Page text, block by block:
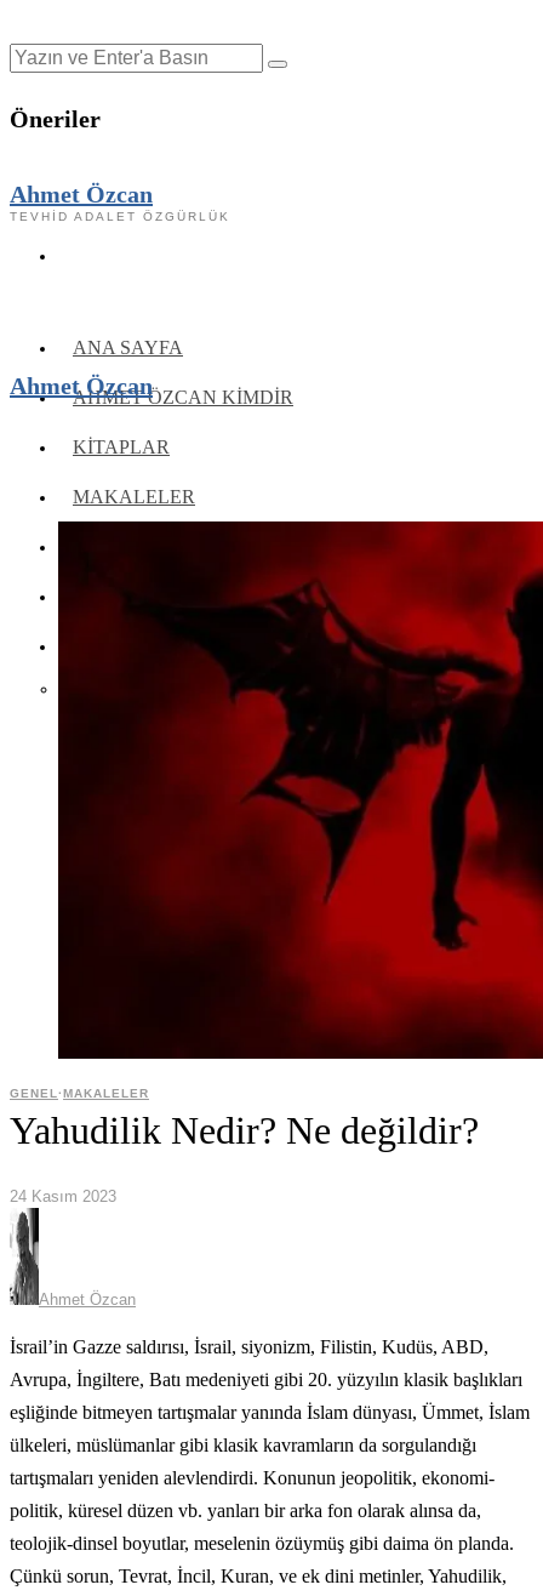
Öneriler
Ahmet Özcan
TEVHID ADALET ÖZGÜRLÜK
ANA SAYFA
AHMET ÖZCAN KIMDIR
KITAPLAR
MAKALELER
Ahmet Özcan
GENEL ·MAKALELER
Yahudilik Nedir? Ne değildir?
24 Kasım 2023
Ahmet Özcan
İsrail’in Gazze saldırısı, İsrail, siyonizm, Filistin, Kudüs, ABD,
Avrupa, İngiltere, Batı medeniyeti gibi 20. yüzyılın klasik başlıkları
eşliğinde bitmeyen tartışmalar yanında İslam dünyası, Ümmet, İslam
ülkeleri, müslümanlar gibi klasik kavramların da sorgulandığı
tartışmaları yeniden alevlendirdi. Konunun jeopolitik, ekonomi-
politik, küresel düzen vb. yanları bir arka fon olarak alınsa da,
teolojik-dinsel boyutlar, meselenin özüymüş gibi daima ön planda.
Çünkü sorun, Tevrat, İncil, Kuran, ve ek dini metinler, Yahudilik,